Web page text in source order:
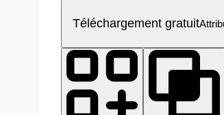
Téléchargement gratuit